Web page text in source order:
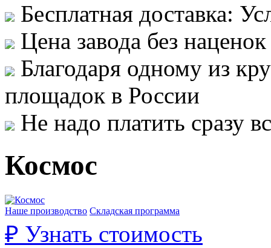
Бесплатная доставка:
Цена завода без
Благодаря одному из
площадок в России
Не надо платить сразу
Космос
Наше производство Складская программа
₽ Узнать стоимость